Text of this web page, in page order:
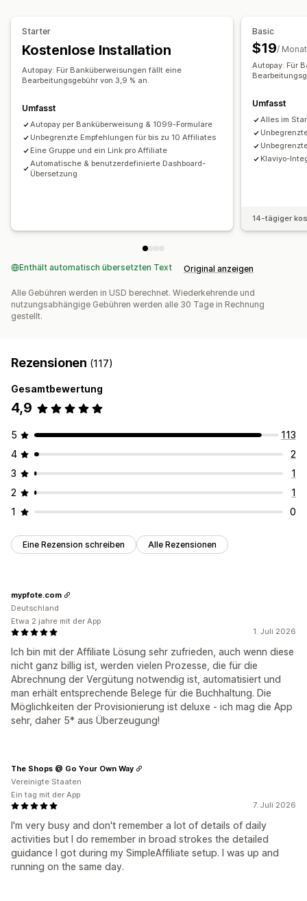
Affiliate-Erfahrung
Benutzerdefinierte Dashboards Seitenerstellung
Benutzerdefinierte Registrierung
Markenspezifisches Portal
Benutzerdefinierte Links und Rabatte
Benutzerdefinierte Domain
Benutzerdefinierte Formulare
Benutzerdefiniertes Branding
Zahlungen
Starter
Kostenlose Installation
Autopay: Für Banküberweisungen fällt eine
Bearbeitungsgebühr von 3,9 % an.
Umfasst
Autopay per Banküberweisung & 1099-Formulare
Unbegrenzte Empfehlungen für bis zu 10 Affiliates
Eine Gruppe und ein Link pro Affiliate
Automatische & benutzerdefinierte Dashboard-
Übersetzung
Basic
$19/ Monat
Autopay: Für
Umfasst
Alles im
Klaviyo-
14-tägiger
Enthält automatisch übersetzten Text Original anzeigen
Alle Gebühren werden in USD berechnet. Wiederkehrende und
nutzungsabhängige Gebühren werden alle 30 Tage in Rechnung
gestellt.
Rezensionen (117)
Gesamtbewertung
4,9
5
113
4
2
3
1
2
1
1
0
Eine Rezension schreiben Alle Rezensionen
1. Juli 2026
Ich bin mit der Affiliate Lösung sehr zufrieden, auch wenn diese
nicht ganz billig ist, werden vielen Prozesse, die für die
Abrechnung der Vergütung notwendig ist, automatisiert und
man erhält entsprechende Belege für die Buchhaltung. Die
Möglichkeiten der Provisionierung ist deluxe - ich mag die App
sehr, daher 5* aus Überzeugung!
mypfote.com
Deutschland
Etwa 2 jahre mit der App
7. Juli 2026
I'm very busy and don't remember a lot of details of daily
activities but I do remember in broad strokes the detailed
guidance I got during my SimpleAffiliate setup. I was up and
running on the same day.
The Shops @ Go Your Own Way
Vereinigte Staaten
Ein tag mit der App